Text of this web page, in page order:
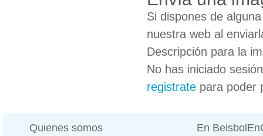
Si dispones de
nuestra web al
Descripción para la
No has iniciado
registrate para poder
Quienes somos En